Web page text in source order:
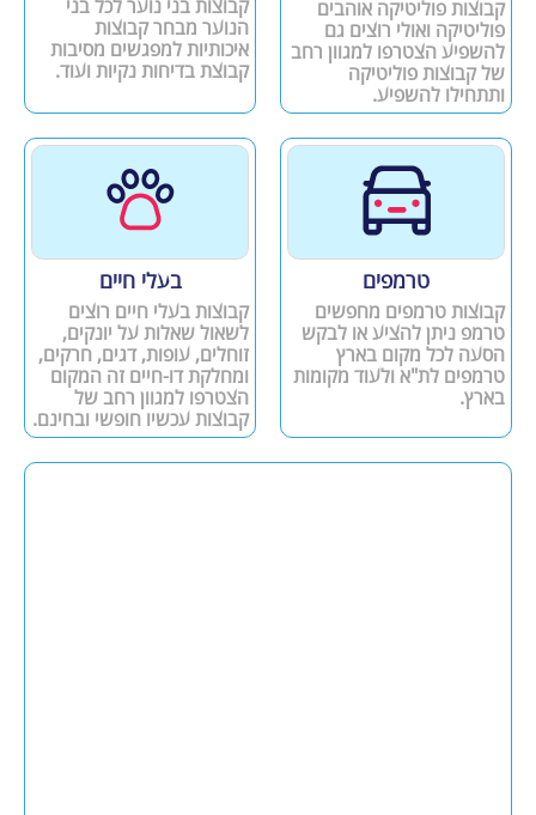
קבוצות פוליטיקה אוהבים
פוליטיקה ואולי רוצים גם
להשפיע הצטרפו למגוון רחב
של קבוצות פוליטיקה
ותתחילו להשפיע.
קבוצות בני נוער לכל בני
הנוער מבחר קבוצות
איכותיות למפגשים מסיבות
קבוצת בדיחות נקיות ועוד.
טרמפים
קבוצות טרמפים מחפשים
טרמפ ניתן להציע או לבקש
הסעה לכל מקום בארץ
טרמפים לת"א ולעוד מקומות
בארץ.
בעלי חיים
קבוצות בעלי חיים רוצים
לשאול שאלות על יונקים,
זוחלים, עופות, דגים, חרקים,
ומחלקת דו-חיים זה המקום
הצטרפו למגוון רחב של
קבוצות עכשיו חופשי ובחינם.